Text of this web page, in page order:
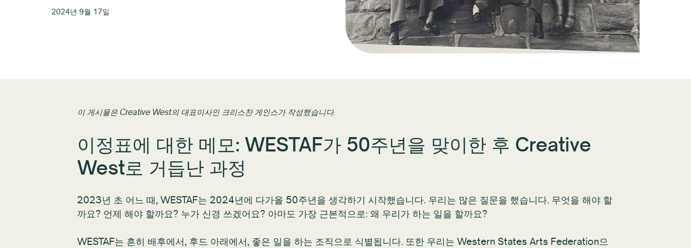
2024년 9월 17일
이 게시물은 Creative West의 대표이사인 크리스찬 게인스가 작성했습니다.
이정표에 대한 메모: WESTAF가 50주년을 맞이한 후 Creative
West로 거듭난 과정
2023년 초 어느 때, WESTAF는 2024년에 다가올 50주년을 생각하기 시작했습니다. 우리는 많은 질문을 했습니다. 무엇을 해야 할
까요? 언제 해야 할까요? 누가 신경 쓰겠어요? 아마도 가장 근본적으로: 왜 우리가 하는 일을 할까요?
WESTAF는 흔히 배후에서, 후드 아래에서, 좋은 일을 하는 조직으로 식별됩니다. 또한 우리는 Western States Arts Federation으